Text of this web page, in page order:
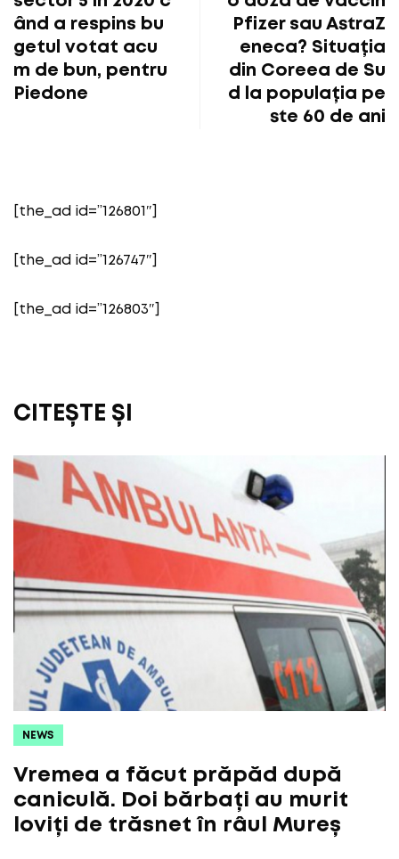
ând a respins bu
getul votat acu
m de bun, pentru
Piedone
Pfizer sau AstraZ
eneca? Situația
din Coreea de Su
d la populația pe
ste 60 de ani
[the_ad id=”126801″]
[the_ad id=”126747″]
[the_ad id=”126803″]
CITEȘTE ȘI
NEWS
Vremea a făcut prăpăd după
caniculă. Doi bărbați au murit
loviți de trăsnet în râul Mureș